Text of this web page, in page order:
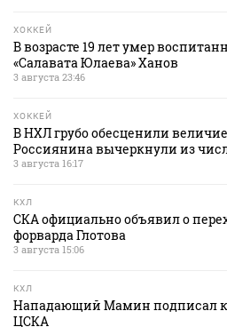
ХОККЕЙ
В возрасте 19 лет умер
«Салавата Юлаева» Ханов
3 августа 23:46
ХОККЕЙ
В НХЛ грубо обесценили
Россиянина вычеркнули из
3 августа 16:17
КХЛ
СКА официально объявил о
форварда Глотова
3 августа 15:06
КХЛ
Нападающий Мамин подписал
ЦСКА